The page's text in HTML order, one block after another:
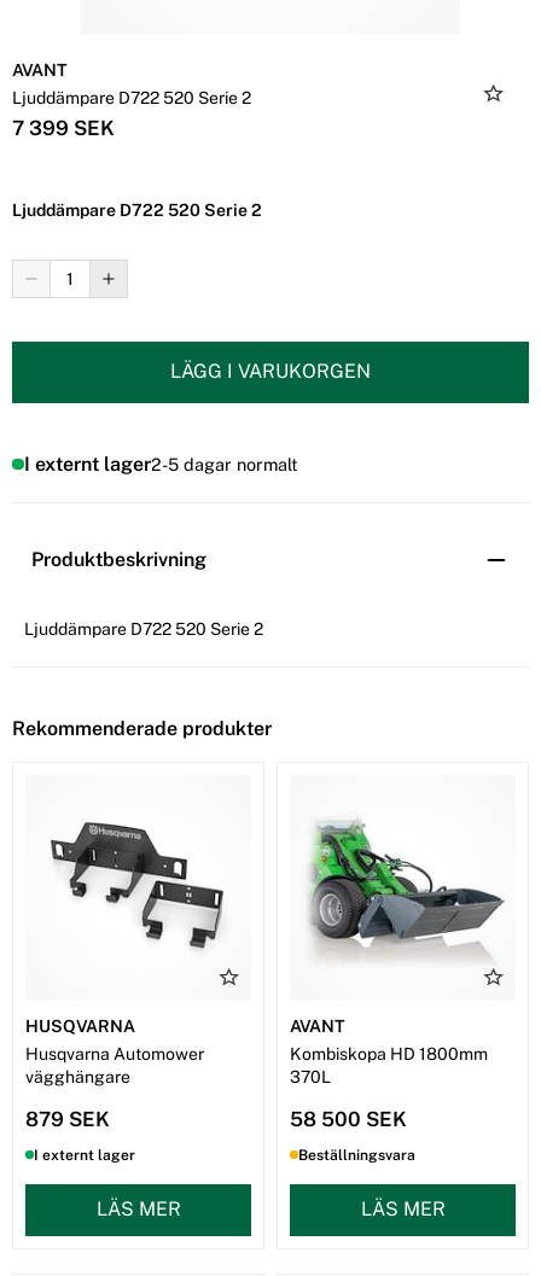
AVANT
Ljuddämpare D722 520 Serie 2
7 399 SEK
Ljuddämpare D722 520 Serie 2
LÄGG I VARUKORGEN
I externt lager2-5 dagar normalt
Produktbeskrivning
Ljuddämpare D722 520 Serie 2
Rekommenderade produkter
HUSQVARNA
Husqvarna Automower
vägghängare
879 SEK
I externt lager
LÄS MER
AVANT
Kombiskopa HD 1800mm
370L
58 500 SEK
Beställningsvara
LÄS MER